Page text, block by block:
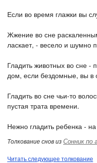
Если во время глажки вы
Жжение во сне
ласкает, - весело и шумно
Гладить животных во сне -
дом, если бездомные, вы в
Гладить во сне чьи-то
пустая трата времени.
Нежно гладить ребенка -
Толкование снов изСонник по
Читать следующее толкование